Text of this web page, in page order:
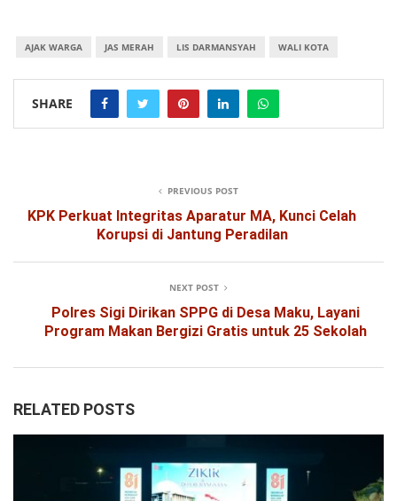
AJAK WARGA JAS MERAH LIS DARMANSYAH WALI KOTA
SHARE
PREVIOUS POST
KPK Perkuat Integritas Aparatur MA, Kunci Celah
Korupsi di Jantung Peradilan
NEXT POST
Polres Sigi Dirikan SPPG di Desa Maku, Layani
Program Makan Bergizi Gratis untuk 25 Sekolah
RELATED POSTS